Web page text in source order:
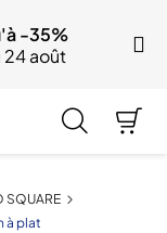
-35%
août
SQUARE
à plat